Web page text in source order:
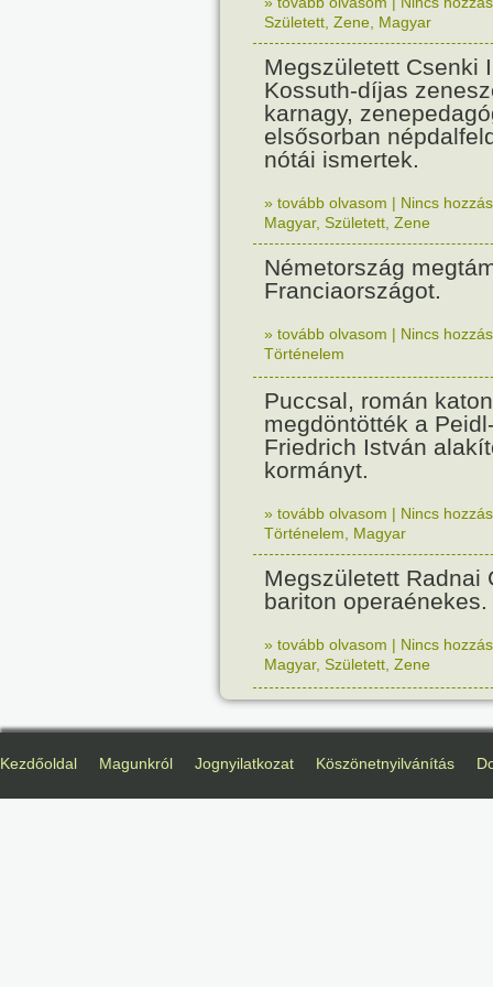
Született Zene Magyar
Megszületett Csenki
Kossuth-díjas
karnagy,
elsősorban
nótái ismertek.
» tovább olvasom | Nincs
Magyar, Született Zene
Németország
Franciaországot.
» tovább olvasom | Nincs
Történelem
Puccsal, román
megdöntötték a
Friedrich István
kormányt.
» tovább olvasom | Nincs
Történelem
Magyar
Megszületett Radnai
bariton operaénekes.
» tovább olvasom | Nincs
Magyar, Született Zene
Kezdőoldal Magunkról Jognyilatkozat Köszönetnyilvánítás